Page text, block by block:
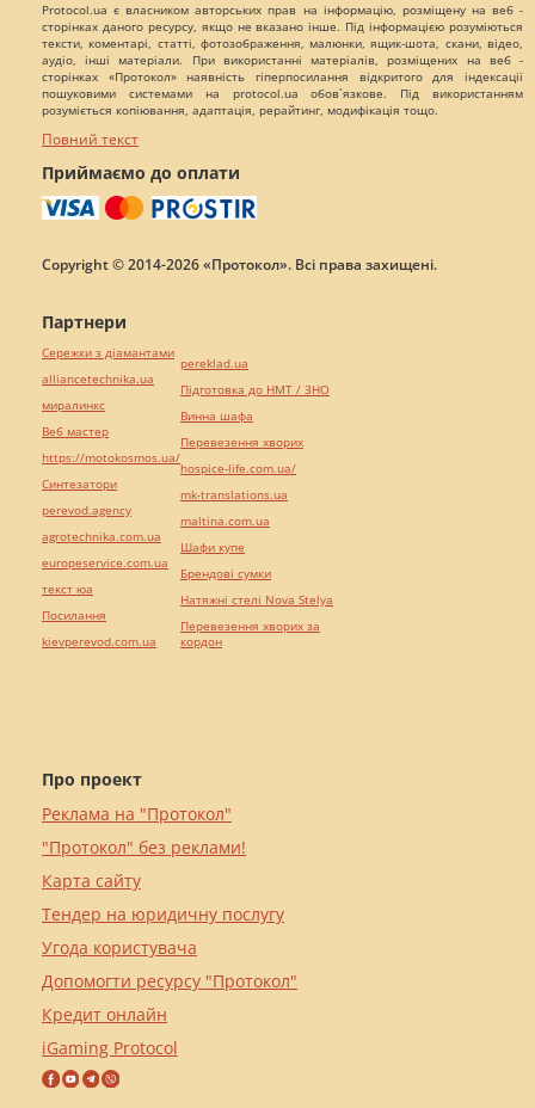
Protocol.ua є власником авторських прав на інформацію, розміщену на веб -
сторінках даного ресурсу, якщо не вказано інше. Під інформацією розуміються
тексти, коментарі, статті, фотозображення, малюнки, ящик-шота, скани, відео,
аудіо, інші матеріали. При використанні матеріалів, розміщених на веб -
сторінках «Протокол» наявність гіперпосилання відкритого для індексації
пошуковими системами на protocol.ua обов`язкове. Під використанням
розуміється копіювання, адаптація, рерайтинг, модифікація тощо.
Повний текст
Приймаємо до оплати
Copyright © 2014-2026 «Протокол». Всі права захищені.
Про проект
Реклама на "Протокол"
"Протокол" без реклами!
Карта сайту
Тендер на юридичну послугу
Угода користувача
Допомогти ресурсу "Протокол"
Кредит онлайн
iGaming Protocol
Партнери
Сережки з діамантами
alliancetechnika.ua
миралинкс
Веб мастер
https://motokosmos.ua/
Синтезатори
perevod.agency
agrotechnika.com.ua
europeservice.com.ua
текст юа
Посилання
kievperevod.com.ua
pereklad.ua
Підготовка до НМТ / ЗНО
Винна шафа
Перевезення хворих
hospice-life.com.ua/
mk-translations.ua
maltina.com.ua
Шафи купе
Брендові сумки
Натяжні стелі Nova Stelya
Перевезення хворих за
кордон